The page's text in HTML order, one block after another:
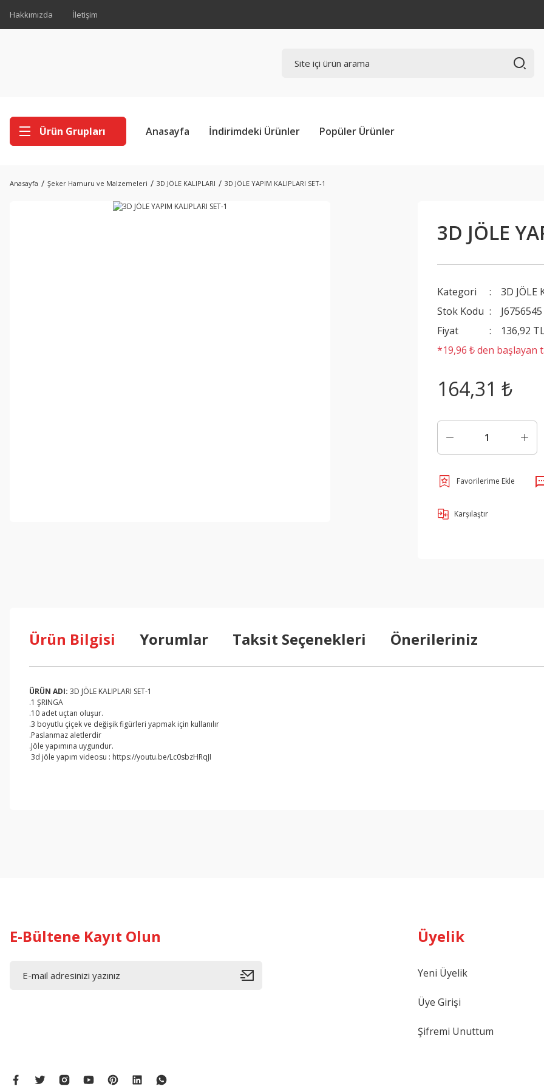
Hakkımızda İletişim
Ürün Grupları Anasayfa İndirimdeki Ürünler Popüler Ürünler
Anasayfa Şeker Hamuru ve Malzemeleri 3D JÖLE KALIPLARI 3D JÖLE YAPIM KALIPLARI SET-1
3D JÖLE
Kategori
3D JÖLE
Stok Kodu
J6756545
Fiyat
136,92
*19,96 ₺ den başlayan
164,31 ₺
Karşılaştır
Ürün Bilgisi Yorumlar Taksit Seçenekleri Önerileriniz
ÜRÜN ADI: 3D JÖLE KALIPLARI SET-1
.1 ŞRINGA
.10 adet uçtan oluşur.
.3 boyutlu çiçek ve değişik figürleri yapmak için kullanılır
.Paslanmaz aletlerdir
.Jöle yapımına uygundur.
3d jöle yapım videosu : https://youtu.be/Lc0sbzHRqJI
E-Bültene Kayıt Olun Üyelik
Yeni Üyelik
Üye Girişi
Şifremi Unuttum